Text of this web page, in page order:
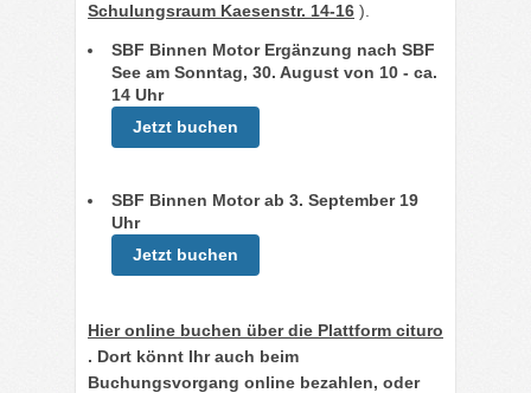
Schulungsraum Kaesenstr. 14-16 ).
SBF Binnen Motor Ergänzung nach SBF
See am Sonntag, 30. August von 10 - ca.
14 Uhr
Jetzt buchen
SBF Binnen Motor ab 3. September 19
Uhr
Jetzt buchen
Hier online buchen über die Plattform cituro
. Dort könnt Ihr auch beim
Buchungsvorgang online bezahlen, oder